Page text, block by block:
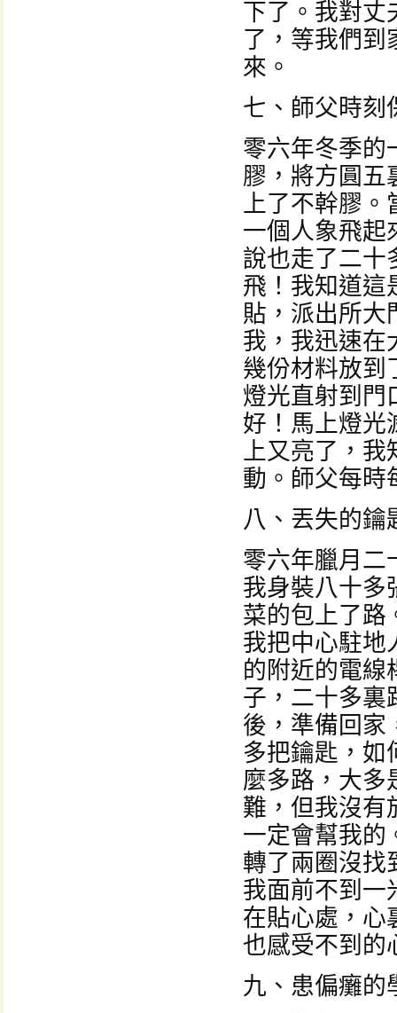
下了。我對丈
了，等我們到
來。
七、師父時刻
零六年冬季的
膠，將方圓五
上了不幹膠。
一個人象飛起
說也走了二十
飛！我知道這
貼，派出所大
我，我迅速在
幾份材料放到
燈光直射到門
好！馬上燈光
上又亮了，我
動。師父每時
八、丟失的鑰
零六年臘月二
我身裝八十多
菜的包上了路
我把中心駐地
的附近的電線
子，二十多裏
後，準備回家
多把鑰匙，如
麼多路，大多
難，但我沒有
一定會幫我的
轉了兩圈沒找
我面前不到一
在貼心處，心
也感受不到的
九、患偏癱的